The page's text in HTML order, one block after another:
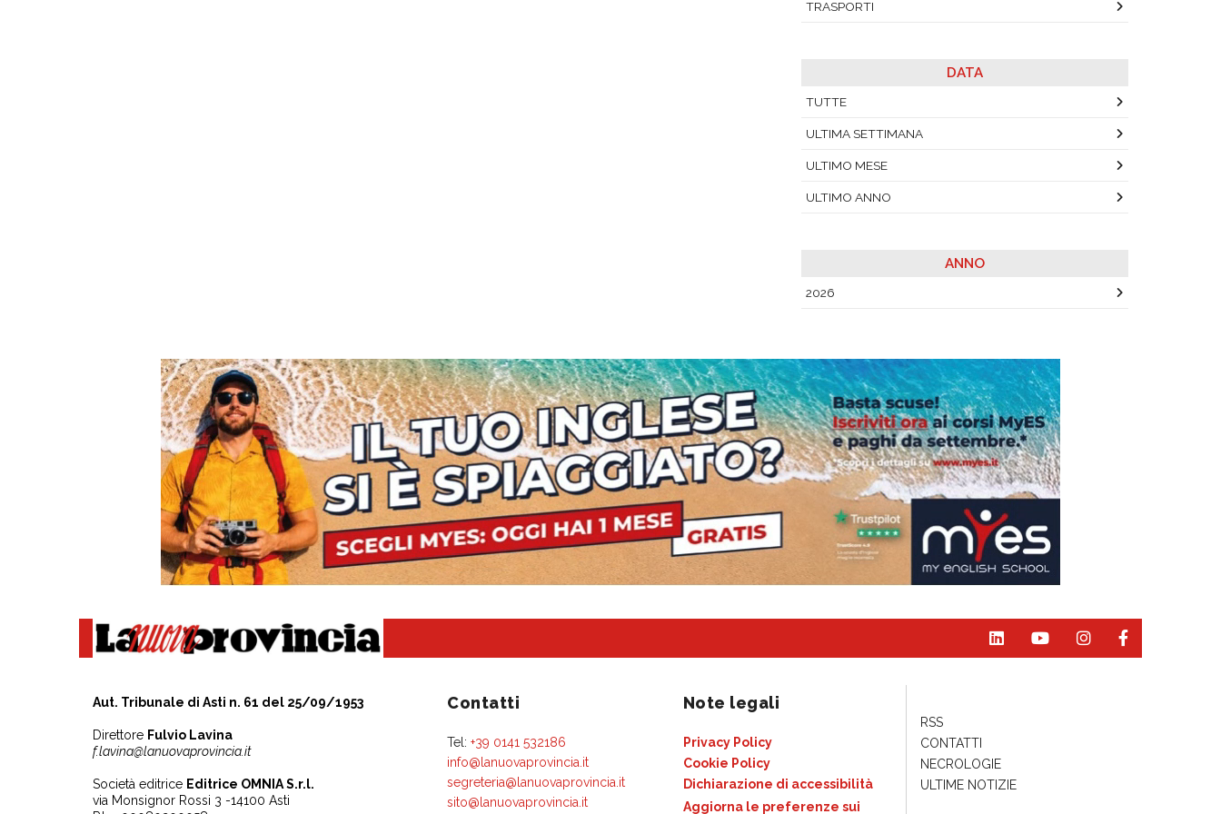
TRASPORTI
DATA
TUTTE
ULTIMA SETTIMANA
ULTIMO MESE
ULTIMO ANNO
ANNO
2026
Aut. Tribunale di Asti n. 61 del 25/09/1953
Direttore Fulvio Lavina
f.lavina@lanuovaprovincia.it
Società editrice Editrice OMNIA S.r.l.
via Monsignor Rossi 3 -14100 Asti
Contatti
Tel: +39 0141 532186
info@lanuovaprovincia.it
segreteria@lanuovaprovincia.it
sito@lanuovaprovincia.it
Note legali
Privacy Policy
Cookie Policy
Dichiarazione di accessibilità
Aggiorna le preferenze sui
RSS
CONTATTI
NECROLOGIE
ULTIME NOTIZIE